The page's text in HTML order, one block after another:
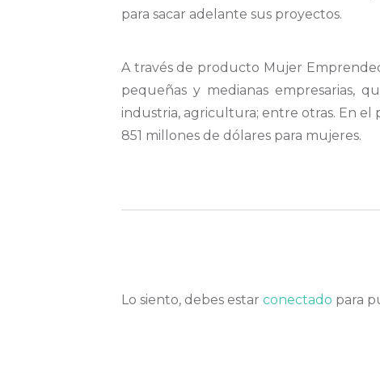
para sacar adelante sus proyectos.
A través de producto Mujer
pequeñas y medianas empresarias,
industria, agricultura; entre otras. En
851 millones de dólares para mujeres.
Lo siento, debes estar conectado para